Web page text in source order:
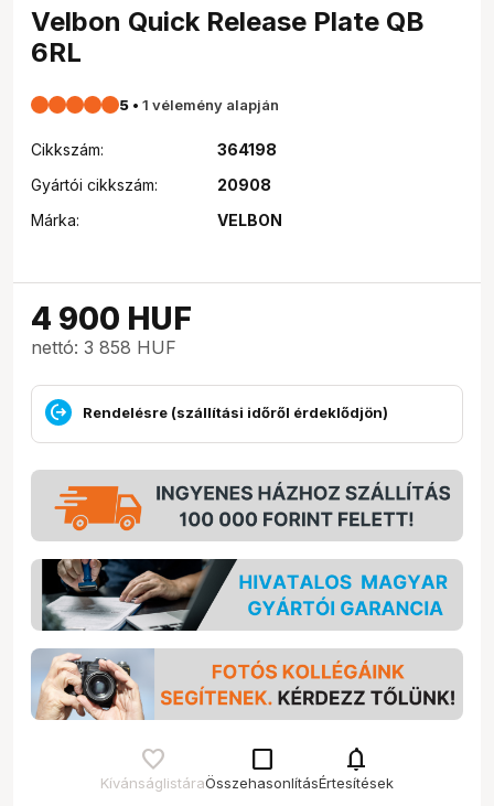
Velbon Quick Release Plate QB
6RL
5 • 1 vélemény alapján
Cikkszám:
364198
Gyártói cikkszám:
20908
Márka:
VELBON
4 900 HUF
nettó: 3 858 HUF
Rendelésre (szállítási időről érdeklődjön)
Kívánságlistára
check_box_outline_blank
Összehasonlítás
notifications
Értesítések